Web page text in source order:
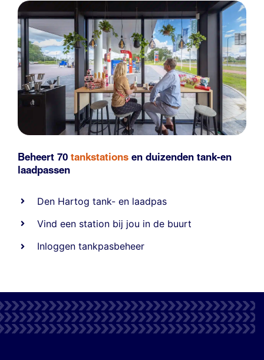
Beheert 70 tankstations en duizenden tank-en
laadpassen
Den Hartog tank- en laadpas
Vind een station bij jou in de buurt
Inloggen tankpasbeheer